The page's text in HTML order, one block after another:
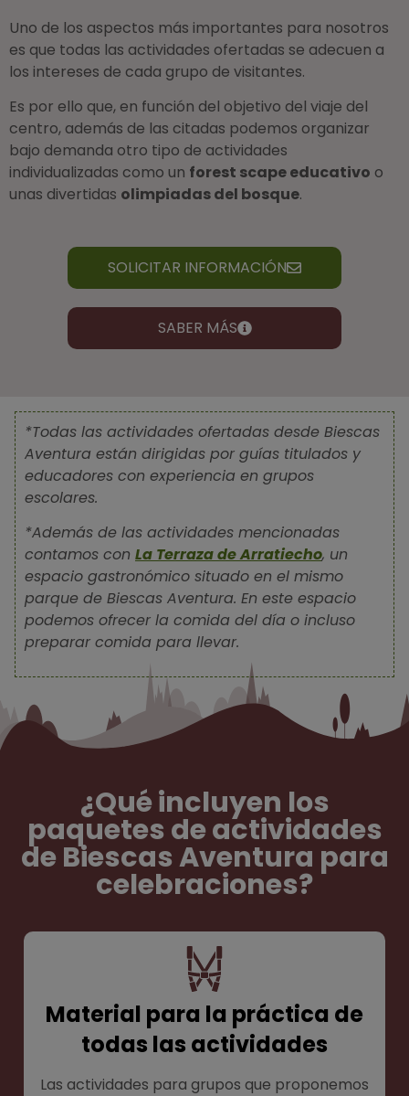
Uno de los aspectos más importantes para nosotros
es que todas las actividades ofertadas se adecuen a
los intereses de cada grupo de visitantes.
Es por ello que, en función del objetivo del viaje del
centro, además de las citadas podemos organizar
bajo demanda otro tipo de actividades
individualizadas como un forest scape educativo o
unas divertidas olimpiadas del bosque.
SABER MÁS
SOLICITAR INFORMACIÓN
*Todas las actividades ofertadas desde Biescas
Aventura están dirigidas por guías titulados y
educadores con experiencia en grupos
escolares.
*Además de las actividades mencionadas
contamos con La Terraza de Arratiecho, un
espacio gastronómico situado en el mismo
parque de Biescas Aventura. En este espacio
podemos ofrecer la comida del día o incluso
preparar comida para llevar.
¿Qué incluyen los
paquetes de actividades
de Biescas Aventura para
celebraciones?
Material para la práctica de
todas las actividades
Las actividades para grupos que proponemos